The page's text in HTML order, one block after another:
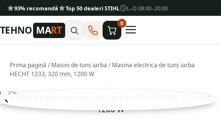
93% recomandă Top 50 dealeri STIHL L–D 08:00–20:00
TEHNO MART
0
Prima pagină /Masini de tuns iarba / Masina electrica de tuns iarba
HECHT 1233, 320 mm, 1200 W